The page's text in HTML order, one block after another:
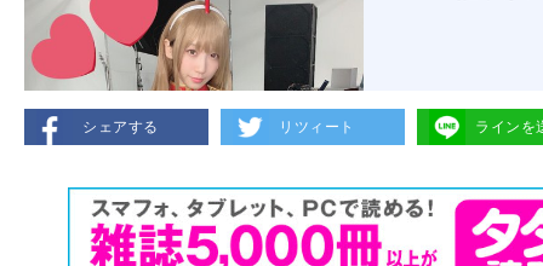
シェアする リツィート ラインを